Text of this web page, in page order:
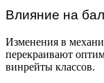
Влияние на
Изменения в
перекраивают
винрейты классов.